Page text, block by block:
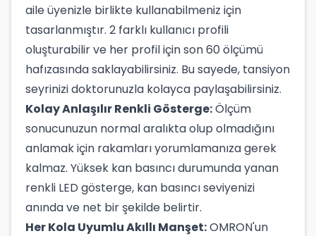
aile üyenizle birlikte kullanabilmeniz için
tasarlanmıştır. 2 farklı kullanıcı profili
oluşturabilir ve her profil için son 60 ölçümü
hafızasında saklayabilirsiniz. Bu sayede, tansiyon
seyrinizi doktorunuzla kolayca paylaşabilirsiniz.
Kolay Anlaşılır Renkli Gösterge:Ölçüm
sonucunuzun normal aralıkta olup olmadığını
anlamak için rakamları yorumlamanıza gerek
kalmaz. Yüksek kan basıncı durumunda yanan
renkli LED gösterge, kan basıncı seviyenizi
anında ve net bir şekilde belirtir.
Her Kola Uyumlu Akıllı Manşet:OMRON'un